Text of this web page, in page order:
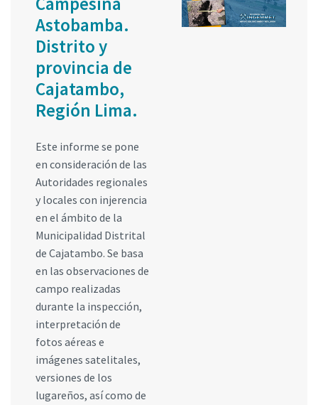
Astobamba.
Distrito y
provincia de
Cajatambo,
Región Lima.
Este informe se pone
en consideración de las
Autoridades regionales
y locales con injerencia
en el ámbito de la
Municipalidad Distrital
de Cajatambo. Se basa
en las observaciones de
campo realizadas
durante la inspección,
interpretación de
fotos aéreas e
imágenes satelitales,
versiones de los
lugareños, así como de